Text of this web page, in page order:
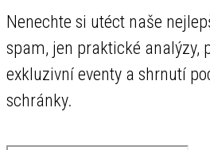
Nenechte si utéct naše
spam, jen praktické analýzy,
exkluzivní eventy a shrnutí
schránky.